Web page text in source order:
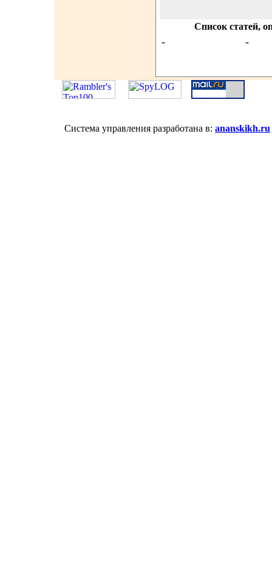
Список статей,
- -
Система управления разработана в: ananskikh.ru